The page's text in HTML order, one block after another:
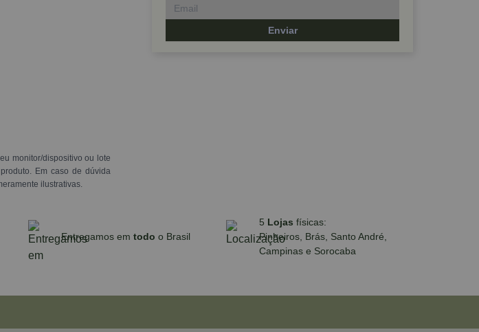
monitor/dispositivo ou lote
Em caso de dúvida
ilustrativas.
Enviar
Entregamos em todo o Brasil
5 Lojas físicas:
Pinheiros, Brás, Santo André,
Campinas e Sorocaba